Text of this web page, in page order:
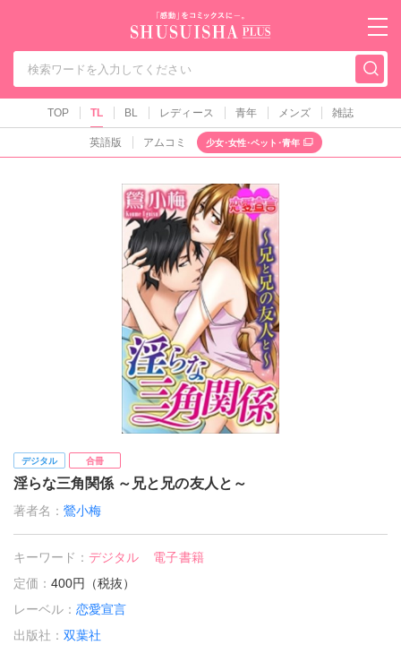
秋水社PLUS（テ
TOP TL BL レディース 青年 メンズ 雑誌
英語版 アムコミ 少女･女性･ペット･青年
デジタル 合冊
淫らな三角関係 ～兄と兄の友人と～
著者名：鶯小梅
キーワード：デジタル
電子書籍
定価：400円（税抜）
レーベル：恋愛宣言
出版社：双葉社